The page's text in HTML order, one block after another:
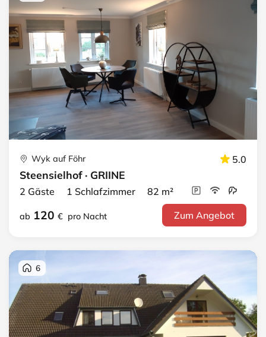
Wyk auf Föhr 5.0
Steensielhof · GRIINE
2 Gäste 1 Schlafzimmer 82 m²
ab 120 € pro Nacht Zum Angebot
6